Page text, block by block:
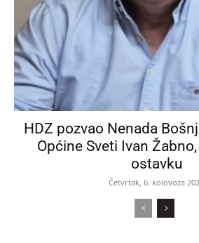
HDZ pozvao Nenada
Općine Sveti Ivan
ostavku
Četvrtak, 6. kolovoza